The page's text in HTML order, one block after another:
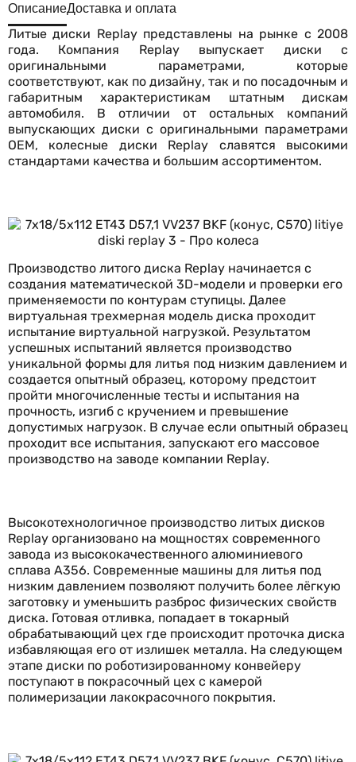
ОписаниеДоставка и оплата
Литые диски Replay представлены на рынке с 2008
года. Компания Replay выпускает диски с
оригинальными параметрами, которые
соответствуют, как по дизайну, так и по посадочным и
габаритным характеристикам штатным дискам
автомобиля. В отличии от остальных компаний
выпускающих диски с оригинальными параметрами
OEM, колесные диски Replay славятся высокими
стандартами качества и большим ассортиментом.
Производство литого диска Replay начинается с
создания математической 3D-модели и проверки его
применяемости по контурам ступицы. Далее
виртуальная трехмерная модель диска проходит
испытание виртуальной нагрузкой. Результатом
успешных испытаний является производство
уникальной формы для литья под низким давлением и
создается опытный образец, которому предстоит
пройти многочисленные тесты и испытания на
прочность, изгиб с кручением и превышение
допустимых нагрузок. В случае если опытный образец
проходит все испытания, запускают его массовое
производство на заводе компании Replay.
Высокотехнологичное производство литых дисков
Replay организовано на мощностях современного
завода из высококачественного алюминиевого
сплава А356. Современные машины для литья под
низким давлением позволяют получить более лёгкую
заготовку и уменьшить разброс физических свойств
диска. Готовая отливка, попадает в токарный
обрабатывающий цех где происходит проточка диска
избавляющая его от излишек металла. На следующем
этапе диски по роботизированному конвейеру
поступают в покрасочный цех с камерой
полимеризации лакокрасочного покрытия.